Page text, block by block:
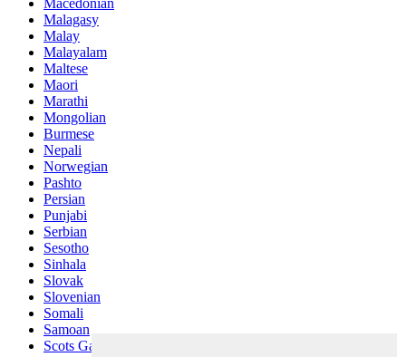
Macedonian
Malagasy
Malay
Malayalam
Maltese
Maori
Marathi
Mongolian
Burmese
Nepali
Norwegian
Pashto
Persian
Punjabi
Serbian
Sesotho
Sinhala
Slovak
Slovenian
Somali
Samoan
Scots Gaelic